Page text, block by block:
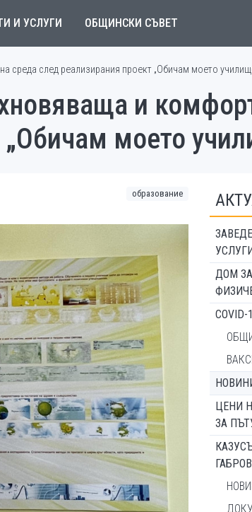
И УСЛУГИ ОБЩИНСКИ СЪВЕТ
среда след реализирания проект „Обичам моето
и
моето
образование
ДОМ
COVID-
ЦЕНИ
ЗА